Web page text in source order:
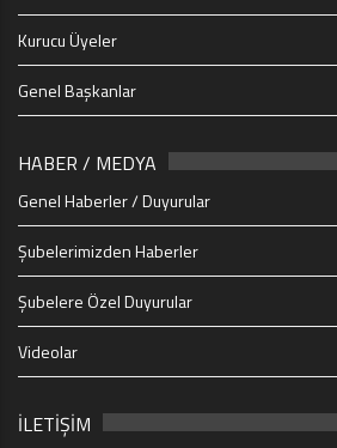
Kurucu Üyeler
Genel Başkanlar
HABER / MEDYA
Genel Haberler / Duyurular
Şubelerimizden Haberler
Şubelere Özel Duyurular
Videolar
İLETİŞİM